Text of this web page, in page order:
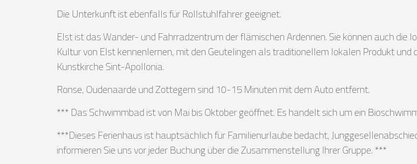
Die Unterkunft ist ebenfalls für Rollstuhlfahrer geeignet.
Elst ist das Wander- und Fahrradzentrum der flämischen Ardennen. Sie können auch die
Kultur von Elst kennenlernen, mit den Geutelingen als traditionellem lokalen Produkt und
Kunstkirche Sint-Apollonia.
Ronse, Oudenaarde und Zottegem sind 10-15 Minuten mit dem Auto entfernt.
*** Das Schwimmbad ist von Mai bis Oktober geöffnet. Es handelt sich um ein
***Dieses Ferienhaus ist hauptsächlich für Familienurlaube bedacht,
informieren Sie uns vor jeder Buchung über die Zusammenstellung Ihrer Gruppe. ***